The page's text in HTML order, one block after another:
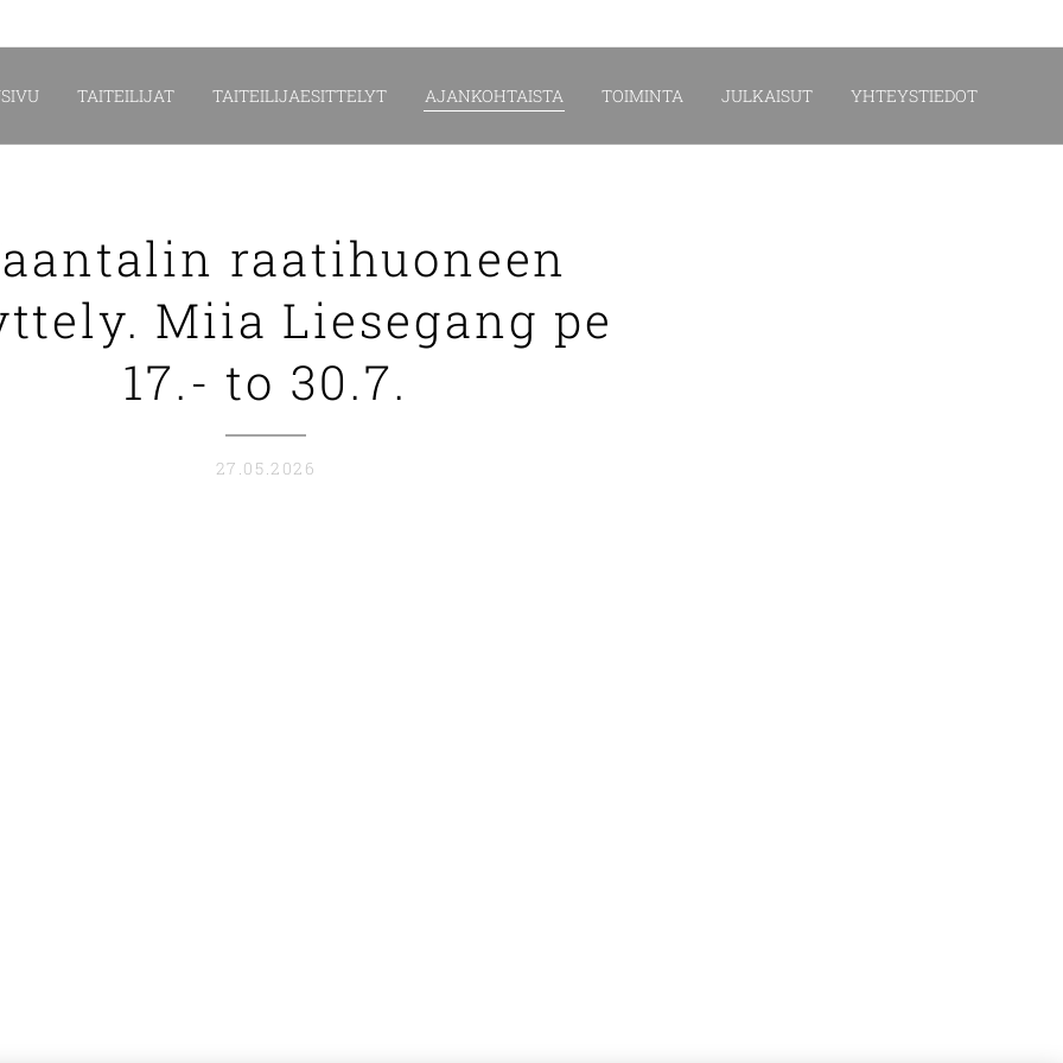
TAITEILIJAT TAITEILIJAESITTELYT AJANKOHTAISTA TOIMINTA JULKAISUT YHTEYSTIEDOT
raatihuoneen
Miia Liesegang pe
17.- to 30.7.
27.05.2026